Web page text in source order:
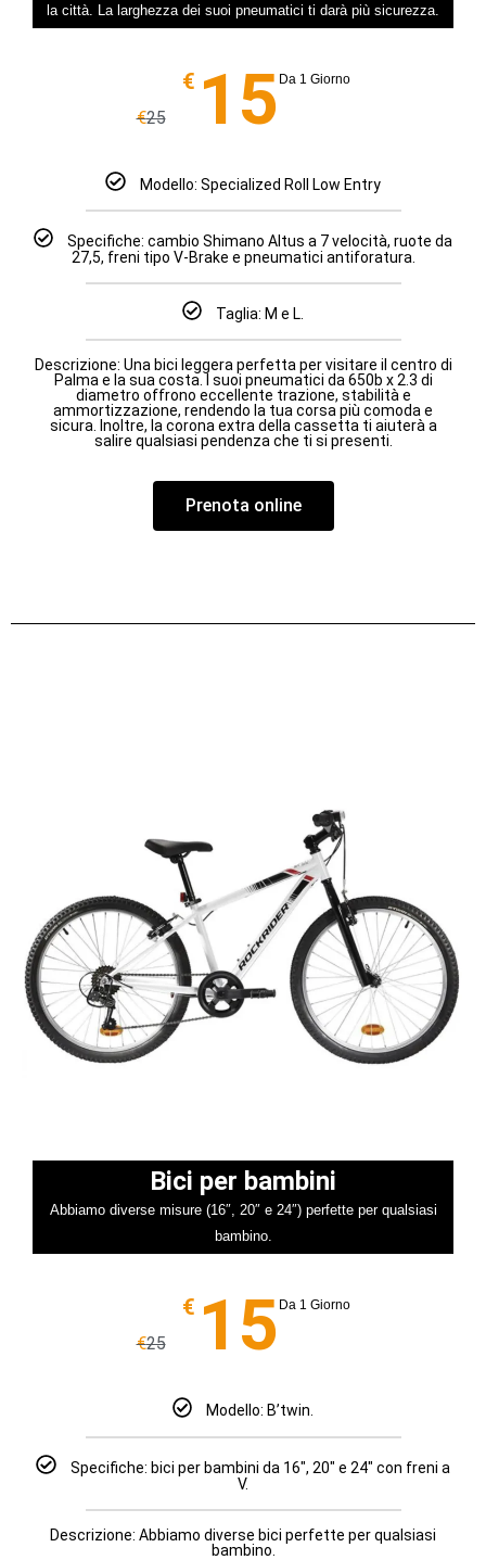
la città. La larghezza dei suoi pneumatici ti darà più sicurezza.
€25
€ 15 Da 1 Giorno
Modello: Specialized Roll Low Entry
Specifiche: cambio Shimano Altus a 7 velocità, ruote da
27,5, freni tipo V-Brake e pneumatici antiforatura.
Taglia: M e L.
Descrizione: Una bici leggera perfetta per visitare il centro di
Palma e la sua costa. I suoi pneumatici da 650b x 2.3 di
diametro offrono eccellente trazione, stabilità e
ammortizzazione, rendendo la tua corsa più comoda e
sicura. Inoltre, la corona extra della cassetta ti aiuterà a
salire qualsiasi pendenza che ti si presenti.
Prenota online
Bici per bambini
Abbiamo diverse misure (16″, 20″ e 24″) perfette per qualsiasi
bambino.
€25
€ 15 Da 1 Giorno
Modello: B’twin.
Specifiche: bici per bambini da 16″, 20″ e 24″ con freni a
V.
Descrizione: Abbiamo diverse bici perfette per qualsiasi
bambino.